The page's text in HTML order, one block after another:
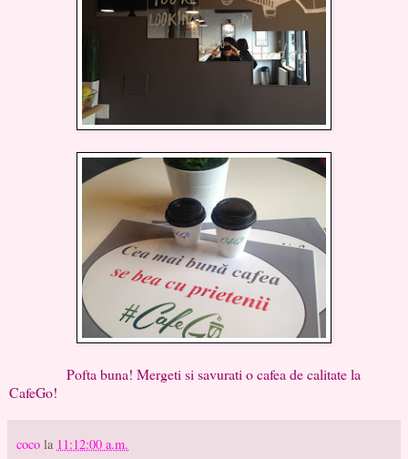
Pofta buna! Mergeti si savurati o cafea de calitate la
CafeGo!
coco la 11:12:00 a.m.